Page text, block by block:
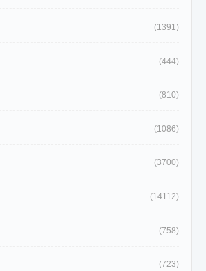
(1391)
(444)
(810)
(1086)
(3700)
(14112)
(758)
(723)